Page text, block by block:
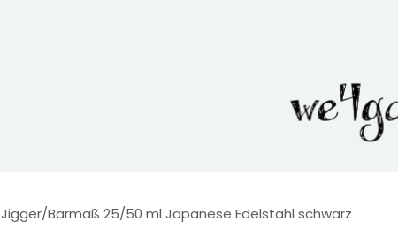
Jigger/Barmaß 25/50 ml Japanese Edelstahl schwarz